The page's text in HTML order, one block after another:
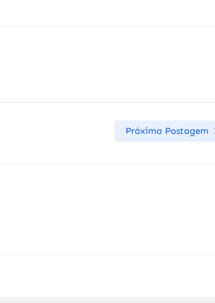
Próxima Postagem